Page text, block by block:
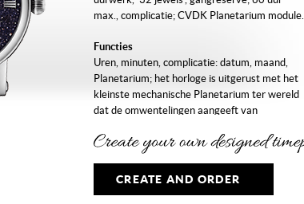
max., complicatie; CVDK Planetarium module.
Functies
Uren, minuten, complicatie: datum, maand,
Planetarium; het horloge is uitgerust met het
kleinste mechanische Planetarium ter wereld
dat de omwentelingen aangeeft van
Saturnus rond de Zon.
CREATE AND ORDER